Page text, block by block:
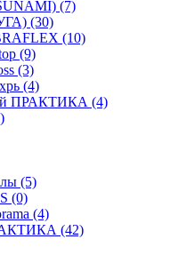
(7)
(30)
(10)
(9)
(3)
(4)
ПРАКТИКА (4)
(5)
(0)
(4)
(42)